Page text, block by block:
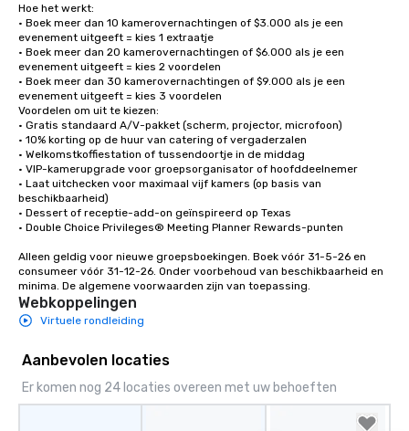
Hoe het werkt:
• Boek meer dan 10 kamerovernachtingen of $3.000 als je een
evenement uitgeeft = kies 1 extraatje
• Boek meer dan 20 kamerovernachtingen of $6.000 als je een
evenement uitgeeft = kies 2 voordelen
• Boek meer dan 30 kamerovernachtingen of $9.000 als je een
evenement uitgeeft = kies 3 voordelen
Voordelen om uit te kiezen:
• Gratis standaard A/V-pakket (scherm, projector, microfoon)
• 10% korting op de huur van catering of vergaderzalen
• Welkomstkoffiestation of tussendoortje in de middag
• VIP-kamerupgrade voor groepsorganisator of hoofddeelnemer
• Laat uitchecken voor maximaal vijf kamers (op basis van
beschikbaarheid)
• Dessert of receptie-add-on geïnspireerd op Texas
• Double Choice Privileges® Meeting Planner Rewards-punten
Alleen geldig voor nieuwe groepsboekingen. Boek vóór 31-5-26 en
consumeer vóór 31-12-26. Onder voorbehoud van beschikbaarheid en
minima. De algemene voorwaarden zijn van toepassing.
Webkoppelingen
Virtuele rondleiding
Aanbevolen locaties
Er komen nog 24 locaties overeen met uw behoeften